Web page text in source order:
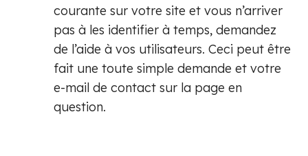
courante sur votre site et vous n’arriver
pas à les identifier à temps, demandez
de l’aide à vos utilisateurs. Ceci peut être
fait une toute simple demande et votre
e-mail de contact sur la page en
question.